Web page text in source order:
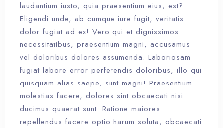
laudantium iusto, quia praesentium eius, est?
Eligendi unde, ab cumque iure fugit, veritatis
dolor fugiat ad ex! Vero qui et dignissimos
necessitatibus, praesentium magni, accusamus
vel doloribus dolores assumenda. Laboriosam
fugiat labore error perferendis doloribus, illo qui
quisquam alias saepe, sunt magni! Praesentium
molestias facere, dolores sint obcaecati nisi
ducimus quaerat sunt. Ratione maiores
repellendus facere optio harum soluta, obcaecati